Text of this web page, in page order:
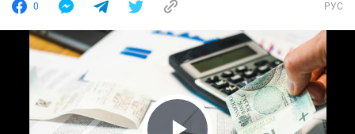
0 РУС